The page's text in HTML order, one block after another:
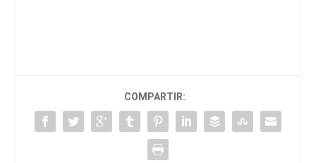
COMPARTIR: